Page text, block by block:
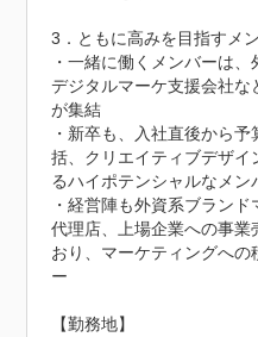
3．ともに高みを目指すメ
・一緒に働くメンバーは、
デジタルマーケ支援会社な
が集結
・新卒も、入社直後から
括、クリエイティブデザ
るハイポテンシャルなメン
・経営陣も外資系ブラン
代理店、上場企業への事
おり、マーケティングへ
ー
【勤務地】